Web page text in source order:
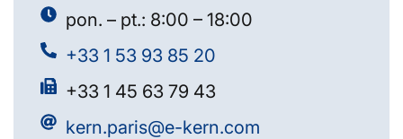
pon. – pt.: 8:00 – 18:00
+33 1 53 93 85 20
+33 1 45 63 79 43
kern.paris@e-kern.com